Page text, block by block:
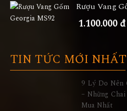
Rượu Vang
1.100.000 đ
TIN TỨC MỚI NHẤT
9 Lý Do Nên
– Những
Mua Nhất